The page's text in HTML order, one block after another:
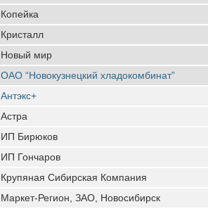
Копейка
Кристалл
Новый мир
ОАО “Новокузнецкий хладокомбинат”
Антэкс+
Астра
ИП Бирюков
ИП Гончаров
Крупяная Сибирская Компания
Маркет-Регион, ЗАО, Новосибирск